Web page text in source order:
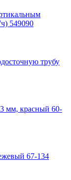
549090
трубу
мм, краcный 60-
67-134